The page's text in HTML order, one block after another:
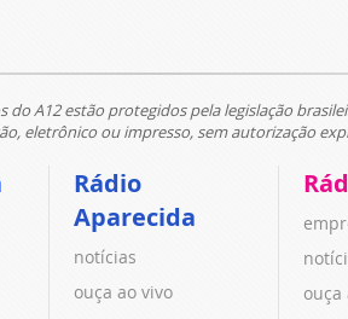
do A12 estão protegidos pela legislação
eletrônico ou impresso, sem autorização
Rádio
Aparecida
notícias
ouça ao vivo
ouça